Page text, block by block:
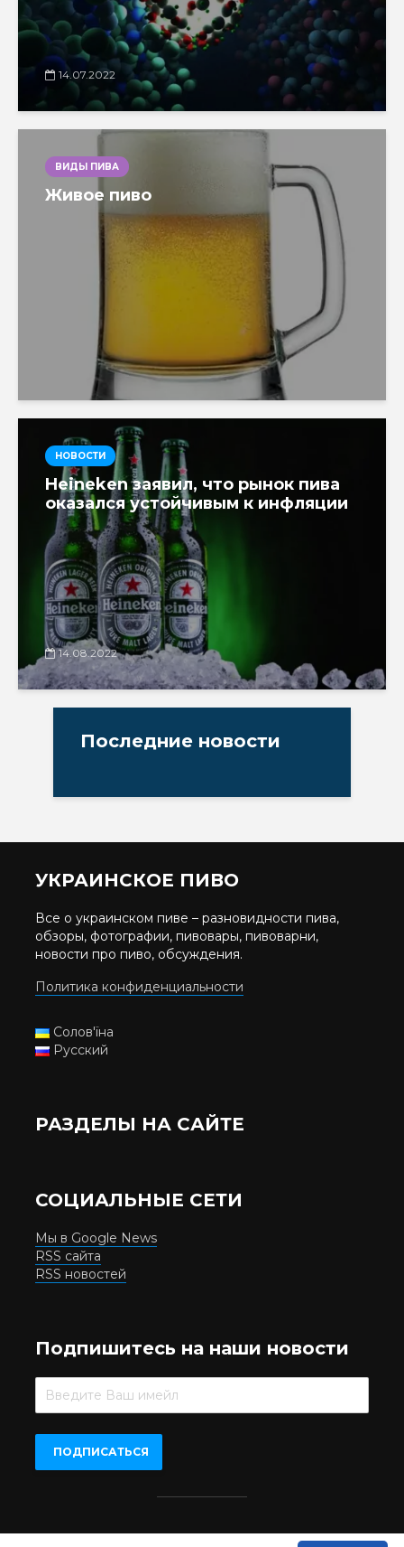
14.07.2022
ВИДЫ ПИВА
Живое пиво
НОВОСТИ
Heineken заявил, что рынок пива
оказался устойчивым к инфляции
14.08.2022
Последние новости
УКРАИНСКОЕ ПИВО
Все о украинском пиве – разновидности пива,
обзоры, фотографии, пивовары, пивоварни,
новости про пиво, обсуждения.
Политика конфиденциальности
Солов'їна
Русский
РАЗДЕЛЫ НА САЙТЕ
СОЦИАЛЬНЫЕ СЕТИ
Мы в Google News
RSS сайта
RSS новостей
Подпишитесь на наши новости
Beer.UA © 2016-2022